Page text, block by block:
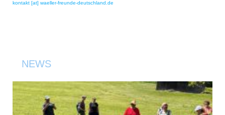
kontakt [at] waeller-freunde-deutschland.de
NEWS